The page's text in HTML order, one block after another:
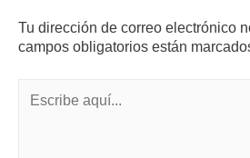
Tu dirección de correo electrónico
campos obligatorios están